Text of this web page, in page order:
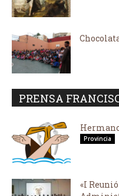
PRENSA
Provincia
«I